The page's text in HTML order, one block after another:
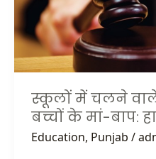
स्कूलों में चलने वाले
बच्चों के मां-बाप:
Education, Punjab /
खर्च
उठाएं
बच्चों
के
बाप:
हाईकोर्ट